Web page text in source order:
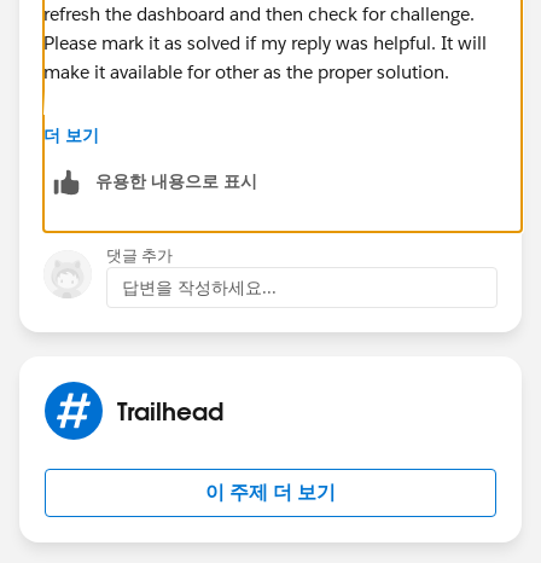
refresh the dashboard and then check for challenge.
Please mark it as solved if my reply was helpful. It will
make it available for other as the proper solution.
Best Regards
더 보기
유용한 내용으로 표시
댓글 추가
답변을 작성하세요...
Trailhead
이 주제 더 보기